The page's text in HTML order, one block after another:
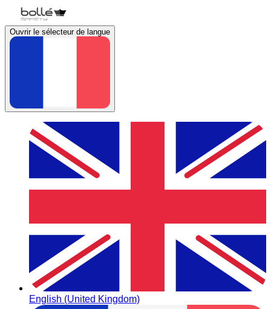
Ouvrir le sélecteur de langue
English (United Kingdom)